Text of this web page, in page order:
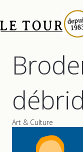
Art & Culture